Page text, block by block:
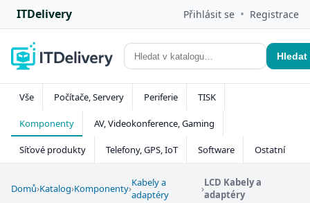
ITDelivery Přihlásit se • Registrace
Hledat
Vše Počítače, Servery Periferie TISK
Komponenty AV, Videokonference, Gaming
Síťové produkty Telefony, GPS, IoT Software Ostatní
Domů›Katalog›Komponenty›Kabely a
adaptéry
›LCD Kabely a
adaptéry